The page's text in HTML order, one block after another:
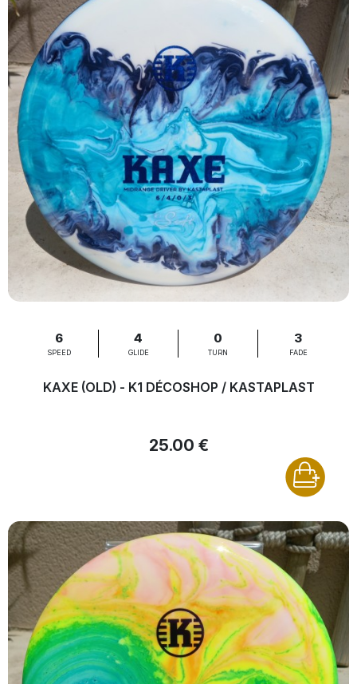
6
SPEED
4
GLIDE
0
TURN
3
FADE
KAXE (OLD) - K1 DÉCOSHOP / KASTAPLAST
25.00 €